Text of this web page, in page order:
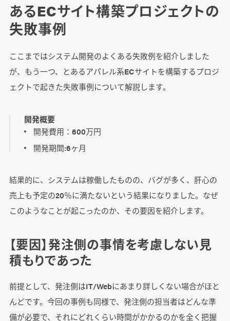
あるECサイト構築プロジェクトの
失敗事例
ここまではシステム開発のよくある失敗例を紹介しました
が、もう一つ、とあるアパレル系ECサイトを構築するプロジ
ェクトで起きた失敗事例について解説します。
開発概要
開発費用：600万円
開発期間:6ヶ月
結果的に、システムは稼働したものの、バグが多く、肝心の
売上も予定の20％に満たないという結果になりました。なぜ
このようなことが起こったのか、その要因を紹介します。
【要因】発注側の事情を考慮しない見
積もりであった
前提として、発注側はIT/Webにあまり詳しくない場合がほと
んどです。今回の事例も同様で、発注側の担当者はどんな準
備が必要で、それにどれくらい時間がかかるのかを全く把握